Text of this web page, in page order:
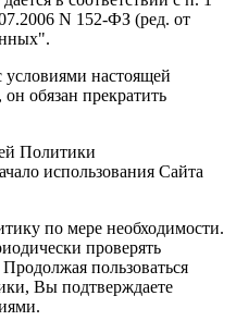
N 152-ФЗ (ред. от
условиями настоящей
обязан прекратить
Политики
использования Сайта
по мере необходимости.
проверять
пользоваться
Вы подтверждаете